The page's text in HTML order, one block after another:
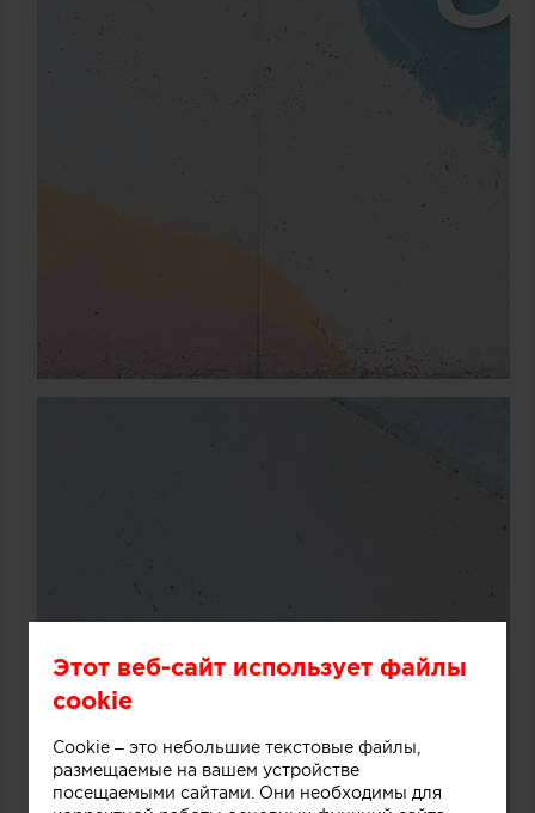
Этот веб-сайт использует файлы
cookie
Cookie – это небольшие текстовые файлы,
размещаемые на вашем устройстве
посещаемыми сайтами. Они необходимы для